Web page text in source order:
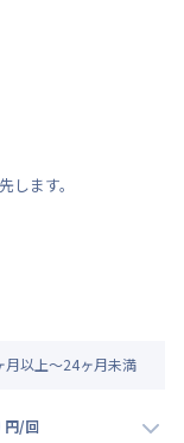
ます。
月以上～24ヶ月未満
円/回